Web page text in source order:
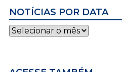
NOTÍCIAS POR DATA
Notícias
por